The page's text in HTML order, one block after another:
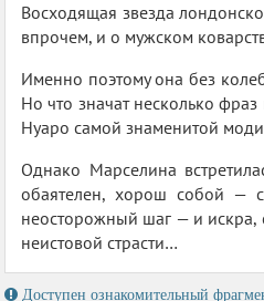
Восходящая звезда
впрочем, и о мужском
Именно поэтому она без
Но что значат несколько
Нуаро самой знаменитой
Однако Марселина
обаятелен, хорош собой —
неосторожный шаг — и искра,
неистовой страсти…
Доступен ознакомительный